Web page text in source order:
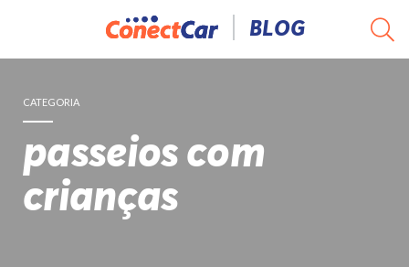
BLOG
CATEGORIA
passeios com
crianças